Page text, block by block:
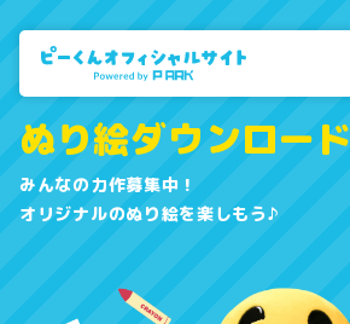
ぬり絵ダウンロード
みんなの力作募集中！
オリジナルのぬり絵を楽しもう♪